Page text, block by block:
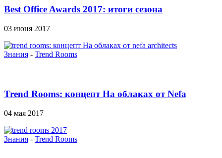
Best Office Awards 2017: итоги сезона
03 июня 2017
Знания - Trend Rooms
Trend Rooms: концепт На облаках от Nefa
04 мая 2017
Знания - Trend Rooms